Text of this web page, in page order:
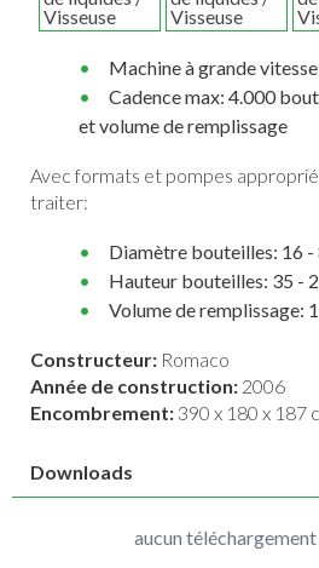
Machine à grande
Cadence max: 4.000
et volume de remplissage
Avec formats et pompes
traiter:
Diamètre bouteilles: 16 -
Hauteur bouteilles: 35 -
Volume de remplissage:
Constructeur: Romaco
Année de construction: 2006
Encombrement: 390 x 180 x 187
Downloads
aucun